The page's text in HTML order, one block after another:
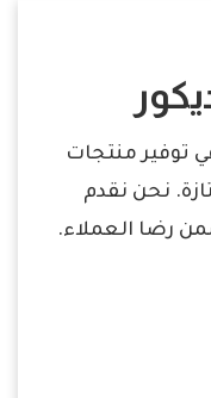
توفير منتجات
نحن نقدم
رضا العملاء.